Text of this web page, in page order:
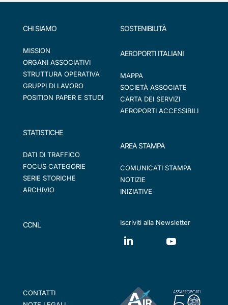
CHI SIAMO
MISSION
ORGANI ASSOCIATIVI
STRUTTURA OPERATIVA
GRUPPI DI LAVORO
POSITION PAPER E STUDI
STATISTICHE
DATI DI TRAFFICO
FOCUS CATEGORIE
SERIE STORICHE
ARCHIVIO
CCNL
SOSTENIBILITÀ
AEROPORTI ITALIANI
MAPPA
SOCIETÀ ASSOCIATE
CARTA DEI SERVIZI
AEROPORTI ACCESSIBILI
AREA STAMPA
COMUNICATI STAMPA
NOTIZIE
INIZIATIVE
Iscriviti alla Newsletter
CONTATTI